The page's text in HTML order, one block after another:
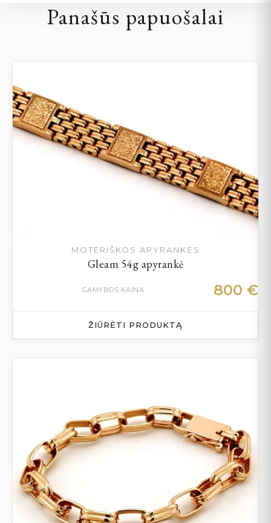
Panašūs papuošalai
MOTERIŠKOS APYRANKĖS
Gleam 54g apyrankė
GAMYBOS KAINA 800 €
ŽIŪRĖTI PRODUKTĄ